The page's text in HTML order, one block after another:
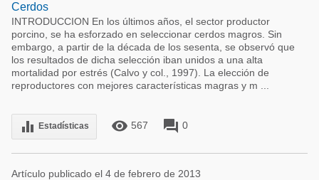
Cerdos
INTRODUCCION En los últimos años, el sector productor
porcino, se ha esforzado en seleccionar cerdos magros. Sin
embargo, a partir de la década de los sesenta, se observó que
los resultados de dicha selección iban unidos a una alta
mortalidad por estrés (Calvo y col., 1997). La elección de
reproductores con mejores características magras y m ...
equalizer Estadísticas remove_red_eye 567 forum 0
Artículo publicado el 4 de febrero de 2013